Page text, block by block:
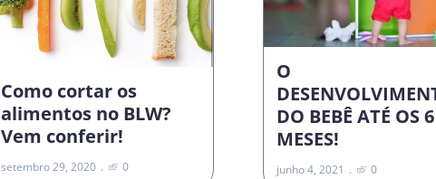
Como cortar os
alimentos no BLW?
Vem conferir!
setembro 29, 2020 0
O
DO BEBÊ ATÉ OS 6
MESES!
junho 4, 2021 0